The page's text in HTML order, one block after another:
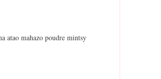
atao mahazo poudre mintsy